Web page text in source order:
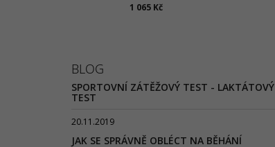
1 065 Kč
BLOG
SPORTOVNÍ ZÁTĚŽOVÝ TEST - LAKTÁTOVÝ
TEST
20.11.2019
JAK SE SPRÁVNĚ OBLÉCT NA BĚHÁNÍ